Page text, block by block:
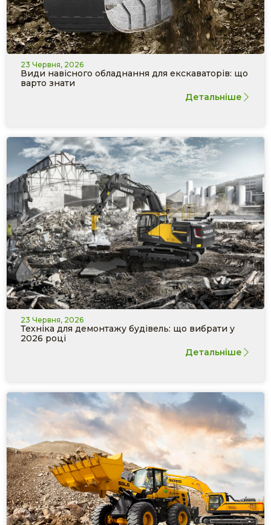
23 Червня, 2026
Види навісного обладнання для екскаваторів: що
варто знати
Детальніше
23 Червня, 2026
Техніка для демонтажу будівель: що вибрати у
2026 році
Детальніше